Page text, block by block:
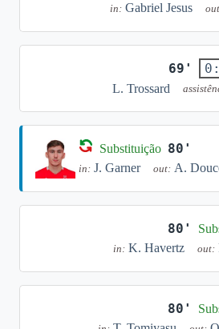
in: Gabriel Jesus
69'
L. Trossard
Substituição 80'
in: J. Garner out: A.
80'
in: K. Havertz out:
80'